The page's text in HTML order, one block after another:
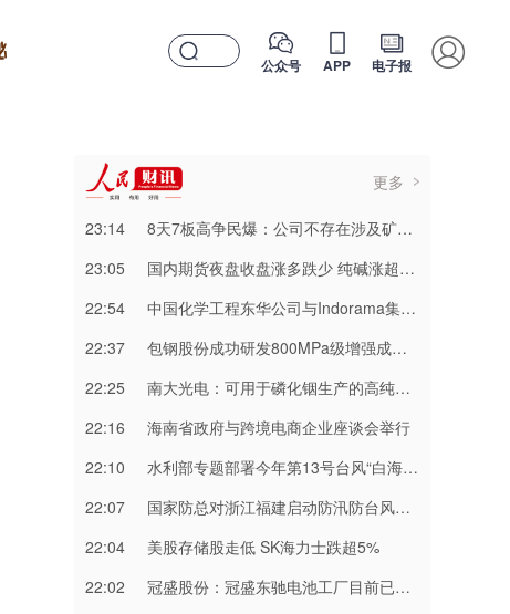
公众号 APP 电子报
更多
23:14
8天7板高争民爆：公司不存在涉及矿山资产注入和重大资产重组的具体计划
23:05
国内期货夜盘收盘涨多跌少 纯碱涨超3%
22:54
中国化学工程东华公司与Indorama集团正式签署安阳清洁制气示范项目EPC合同
22:37
包钢股份成功研发800MPa级增强成形性稀土热轧汽车钢
22:25
南大光电：可用于磷化铟生产的高纯三甲基铟产能目前约为2吨/年
22:16
海南省政府与跨境电商企业座谈会举行
22:10
水利部专题部署今年第13号台风“白海豚” 暴雨洪水防御工作
22:07
国家防总对浙江福建启动防汛防台风三级应急响应
22:04
美股存储股走低 SK海力士跌超5%
22:02
冠盛股份：冠盛东驰电池工厂目前已进入全面联机调试工作